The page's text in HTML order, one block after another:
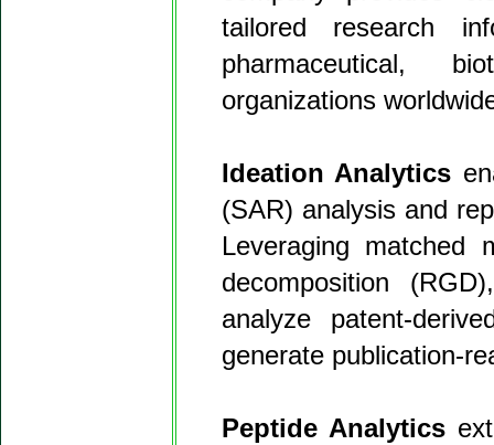
tailored research
pharmaceutical,
organizations
Ideation Analytics
(SAR) analysis and
Leveraging matched
decomposition
analyze patent-
generate publication-
Peptide Analytics